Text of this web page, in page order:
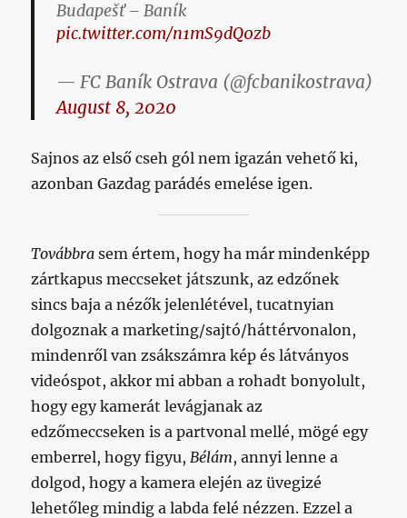
Budapešť – Baník
pic.twitter.com/n1mS9dQ0zb
— FC Baník Ostrava (@fcbanikostrava)
August 8, 2020
Sajnos az első cseh gól nem igazán vehető ki,
azonban Gazdag parádés emelése igen.
Továbbra sem értem, hogy ha már mindenképp
zártkapus meccseket játszunk, az edzőnek
sincs baja a nézők jelenlétével, tucatnyian
dolgoznak a marketing/sajtó/háttérvonalon,
mindenről van zsákszámra kép és látványos
videóspot, akkor mi abban a rohadt bonyolult,
hogy egy kamerát levágjanak az
edzőmeccseken is a partvonal mellé, mögé egy
emberrel, hogy figyu, Bélám, annyi lenne a
dolgod, hogy a kamera elején az üvegizé
lehetőleg mindig a labda felé nézzen. Ezzel a